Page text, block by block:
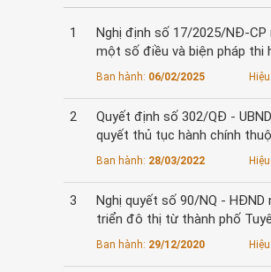
1
Nghị định số 17/2025/NĐ-
một số điều và biện pháp thi
Ban hành: 06/02/2025
2
Quyết định số 302/QĐ -
quyết thủ tục hành chính
Ban hành: 28/03/2022
3
Nghị quyết số 90/NQ -
triển đô thị từ thành phố
Ban hành: 29/12/2020